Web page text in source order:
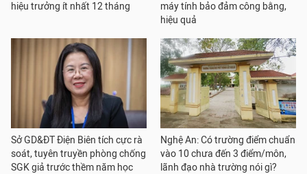
hiệu trưởng ít nhất 12 tháng
máy tính bảo đảm công bằng,
hiệu quả
Sở GD&ĐT Điện Biên tích cực rà
soát, tuyên truyền phòng chống
SGK giả trước thềm năm học
Nghệ An: Có trường điểm chuẩn
vào 10 chưa đến 3 điểm/môn,
lãnh đạo nhà trường nói gì?